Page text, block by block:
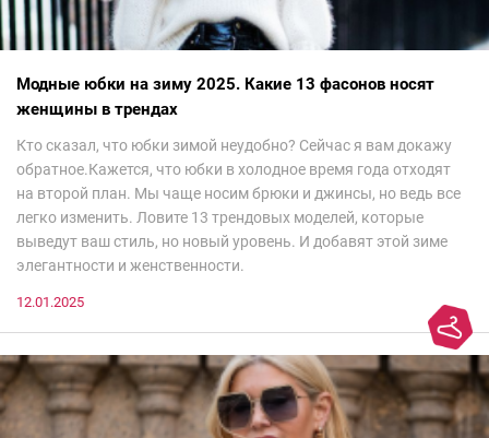
Модные юбки на зиму 2025. Какие 13 фасонов носят
женщины в трендах
Кто сказал, что юбки зимой неудобно? Сейчас я вам докажу
обратное.Кажется, что юбки в холодное время года отходят
на второй план. Мы чаще носим брюки и джинсы, но ведь все
легко изменить. Ловите 13 трендовых моделей, которые
выведут ваш стиль, но новый уровень. И добавят этой зиме
элегантности и женственности.
12.01.2025